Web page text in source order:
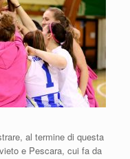
al termine di questa
e Pescara, cui fa da